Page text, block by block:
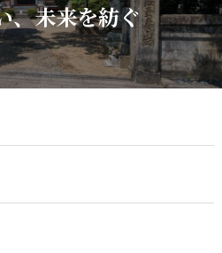
、未来を紡ぐ